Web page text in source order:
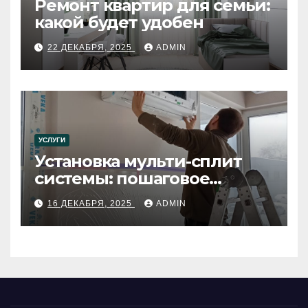
Ремонт квартир для семьи:
какой будет удобен
22 ДЕКАБРЯ, 2025 ADMIN
УСЛУГИ
Установка мульти-сплит
системы: пошаговое
руководство
16 ДЕКАБРЯ, 2025 ADMIN